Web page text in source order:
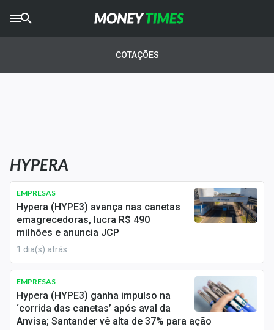
AGROTIMES
Newsletters
Money Trader
Anuncie
Últimas Notícias
Newsletters
Cotações
COTAÇÕES
HYPERA
EMPRESAS
Hypera (HYPE3) avança nas canetas
emagrecedoras, lucra R$ 490
milhões e anuncia JCP
1 dia(s) atrás
EMPRESAS
Hypera (HYPE3) ganha impulso na
‘corrida das canetas’ após aval da
Anvisa; Santander vê alta de 37% para ação